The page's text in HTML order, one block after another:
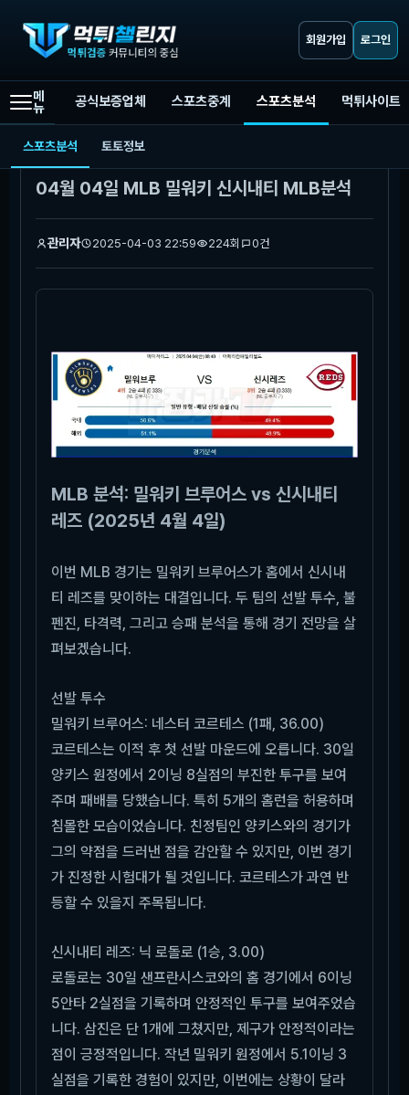
회원가입 로그인
메
뉴
공식보증업체 스포츠중계 스포츠분석 먹튀사이트
스포츠분석 토토정보
먹튀챌린지 스포츠분석 04월 04일 MLB 밀워키 신시내티 MLB분석
04월 04일 MLB 밀워키 신시내티 MLB분석
관리자 2025-04-03 22:59 224회 0건
본문
MLB 분석: 밀워키 브루어스 vs 신시내티
레즈 (2025년 4월 4일)
이번 MLB 경기는 밀워키 브루어스가 홈에서 신시내
티 레즈를 맞이하는 대결입니다. 두 팀의 선발 투수, 불
펜진, 타격력, 그리고 승패 분석을 통해 경기 전망을 살
펴보겠습니다.
선발 투수
밀워키 브루어스: 네스터 코르테스 (1패, 36.00)
코르테스는 이적 후 첫 선발 마운드에 오릅니다. 30일
양키스 원정에서 2이닝 8실점의 부진한 투구를 보여
주며 패배를 당했습니다. 특히 5개의 홈런을 허용하며
침몰한 모습이었습니다. 친정팀인 양키스와의 경기가
그의 약점을 드러낸 점을 감안할 수 있지만, 이번 경기
가 진정한 시험대가 될 것입니다. 코르테스가 과연 반
등할 수 있을지 주목됩니다.
신시내티 레즈: 닉 로돌로 (1승, 3.00)
로돌로는 30일 샌프란시스코와의 홈 경기에서 6이닝
5안타 2실점을 기록하며 안정적인 투구를 보여주었습
니다. 삼진은 단 1개에 그쳤지만, 제구가 안정적이라는
점이 긍정적입니다. 작년 밀워키 원정에서 5.1이닝 3
실점을 기록한 경험이 있지만, 이번에는 상황이 달라